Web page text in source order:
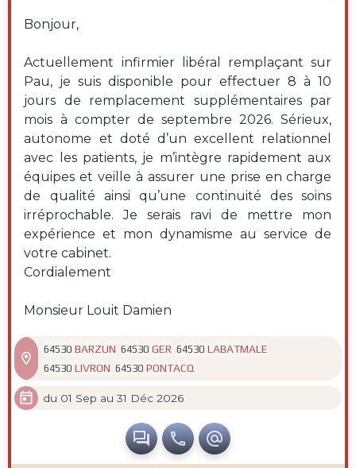
Bonjour,
Actuellement infirmier libéral remplaçant sur
Pau, je suis disponible pour effectuer 8 à 10
jours de remplacement supplémentaires par
mois à compter de septembre 2026. Sérieux,
autonome et doté d’un excellent relationnel
avec les patients, je m’intègre rapidement aux
équipes et veille à assurer une prise en charge
de qualité ainsi qu’une continuité des soins
irréprochable. Je serais ravi de mettre mon
expérience et mon dynamisme au service de
votre cabinet.
Cordialement
Monsieur Louit Damien

64530 BARZUN 64530 GER 64530 LABATMALE
64530 LIVRON 64530 PONTACQ
 du 01 Sep au 31 Déc 2026
  